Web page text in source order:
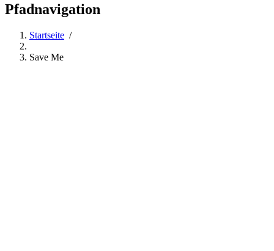
Pfadnavigation
Startseite /
Save Me